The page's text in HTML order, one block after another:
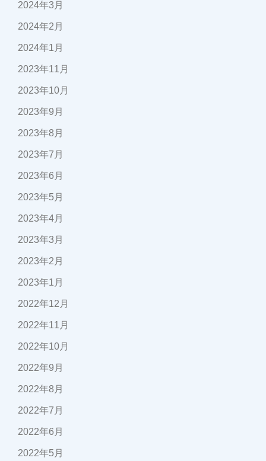
2024年3月
2024年2月
2024年1月
2023年11月
2023年10月
2023年9月
2023年8月
2023年7月
2023年6月
2023年5月
2023年4月
2023年3月
2023年2月
2023年1月
2022年12月
2022年11月
2022年10月
2022年9月
2022年8月
2022年7月
2022年6月
2022年5月